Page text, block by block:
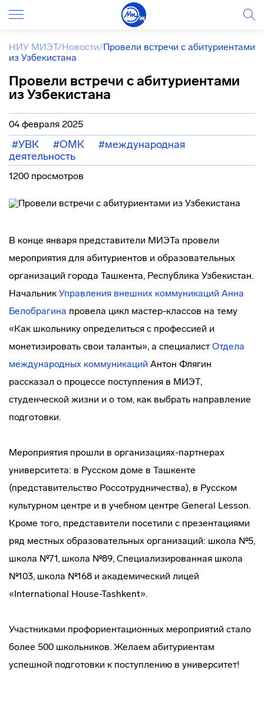
НИУ МИЭТ/Новости/Провели встречи с абитуриентами
из Узбекистана
Провели встречи с абитуриентами
из Узбекистана
04 февраля 2025
#УВК #ОМК
#международная
деятельность
1200 просмотров
В конце января представители МИЭТа провели
мероприятия для абитуриентов и образовательных
организаций города Ташкента, Республика Узбекистан.
Начальник Управления внешних коммуникаций Анна
Белобрагина провела цикл мастер-классов на тему
«Как школьнику определиться с профессией и
монетизировать свои таланты», а специалист Отдела
международных коммуникаций Антон Флягин
рассказал о процессе поступления в МИЭТ,
студенческой жизни и о том, как выбрать направление
подготовки.
Мероприятия прошли в организациях-партнерах
университета: в Русском доме в Ташкенте
(представительство Россотрудничества), в Русском
культурном центре и в учебном центре General Lesson.
Кроме того, представители посетили с презентациями
ряд местных образовательных организаций: школа №5,
школа №71, школа №89, Специализированная школа
№103, школа №168 и академический лицей
«International House-Tashkent».
Участниками профориентационных мероприятий стало
более 500 школьников. Желаем абитуриентам
успешной подготовки к поступлению в университет!